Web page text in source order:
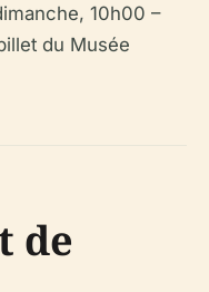
10h00 –
du Musée
de